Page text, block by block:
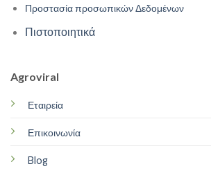
Προστασία προσωπικών Δεδομένων
Πιστοποιητικά
Agroviral
Εταιρεία
Επικοινωνία
Blog